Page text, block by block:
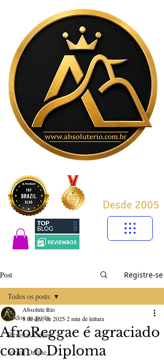
Desde 2005
Post Registre-se
Todos os posts
Revistas Online
Jornal Online
Todos os posts
AfroReggae é agraciado
com o Diploma
Absolute Rio
8 de dez. de 20252 min de leitura